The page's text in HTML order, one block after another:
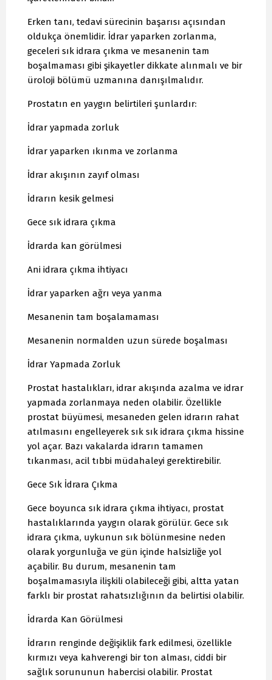
Erken tanı, tedavi sürecinin başarısı açısından
oldukça önemlidir. İdrar yaparken zorlanma,
geceleri sık idrara çıkma ve mesanenin tam
boşalmaması gibi şikayetler dikkate alınmalı ve bir
üroloji bölümü uzmanına danışılmalıdır.
Prostatın en yaygın belirtileri şunlardır:
İdrar yapmada zorluk
İdrar yaparken ıkınma ve zorlanma
İdrar akışının zayıf olması
İdrarın kesik gelmesi
Gece sık idrara çıkma
İdrarda kan görülmesi
Ani idrara çıkma ihtiyacı
İdrar yaparken ağrı veya yanma
Mesanenin tam boşalamaması
Mesanenin normalden uzun sürede boşalması
İdrar Yapmada Zorluk
Prostat hastalıkları, idrar akışında azalma ve idrar
yapmada zorlanmaya neden olabilir. Özellikle
prostat büyümesi, mesaneden gelen idrarın rahat
atılmasını engelleyerek sık sık idrara çıkma hissine
yol açar. Bazı vakalarda idrarın tamamen
tıkanması, acil tıbbi müdahaleyi gerektirebilir.
Gece Sık İdrara Çıkma
Gece boyunca sık idrara çıkma ihtiyacı, prostat
hastalıklarında yaygın olarak görülür. Gece sık
idrara çıkma, uykunun sık bölünmesine neden
olarak yorgunluğa ve gün içinde halsizliğe yol
açabilir. Bu durum, mesanenin tam
boşalmamasıyla ilişkili olabileceği gibi, altta yatan
farklı bir prostat rahatsızlığının da belirtisi olabilir.
İdrarda Kan Görülmesi
İdrarın renginde değişiklik fark edilmesi, özellikle
kırmızı veya kahverengi bir ton alması, ciddi bir
sağlık sorununun habercisi olabilir. Prostat